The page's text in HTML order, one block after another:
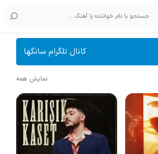
کانال تلگرام سانگها
نمایش همه